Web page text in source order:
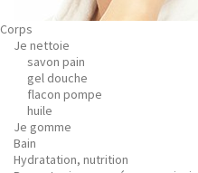
Corps
Je nettoie
savon pain
gel douche
flacon pompe
huile
Je gomme
Bain
Hydratation, nutrition